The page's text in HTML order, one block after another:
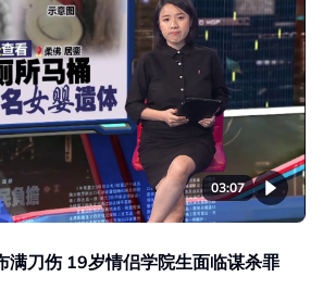
03:07
满刀伤 19岁情侣学院生面临谋杀罪